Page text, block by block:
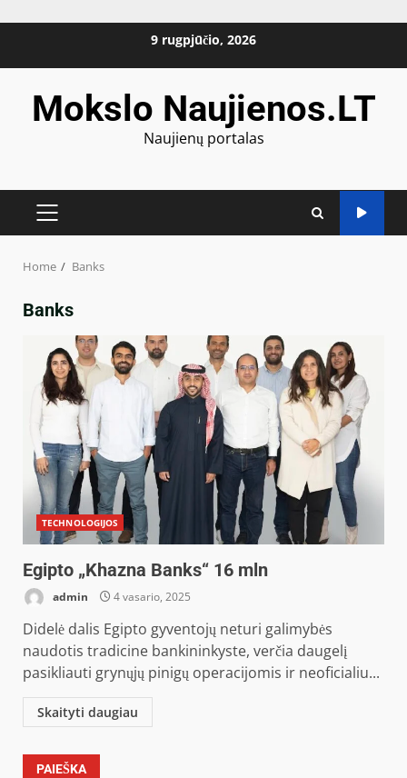
9 rugpjūčio, 2026
Mokslo Naujienos.LT
Naujienų portalas
PRIMARY
Home Banks
Banks
TECHNOLOGIJOS
Egipto „Khazna Banks“ 16 mln
admin 4 vasario, 2025
Didelė dalis Egipto gyventojų neturi galimybės
naudotis tradicine bankininkyste, verčia daugelį
pasikliauti grynųjų pinigų operacijomis ir neoficialiu...
Skaityti daugiau
PAIEŠKA